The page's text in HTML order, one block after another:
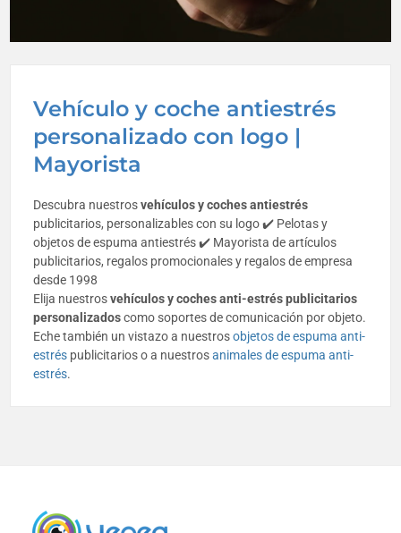
Vehículo y coche antiestrés
personalizado con logo |
Mayorista
Descubra nuestrosvehículos y coches antiestrés
publicitarios, personalizables con su logo ✔️ Pelotas y
objetos de espuma antiestrés ✔️ Mayorista de artículos
publicitarios, regalos promocionales y regalos de empresa
desde 1998
Elija nuestrosvehículos y coches anti-estrés publicitarios
personalizadoscomo soportes de comunicación por objeto.
Eche también un vistazo a nuestrosobjetos de espuma anti-
estrés publicitarios o a nuestrosanimales de espuma anti-
estrés.